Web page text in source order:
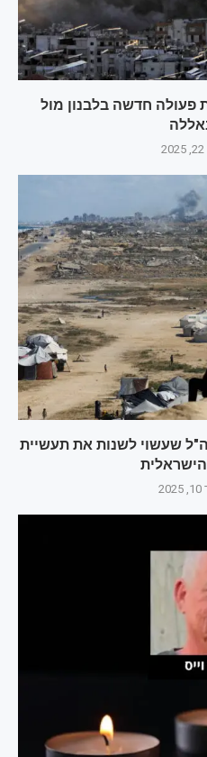
פעולה חדשה בלבנון מול
שעשוי לשנות את תעשיית